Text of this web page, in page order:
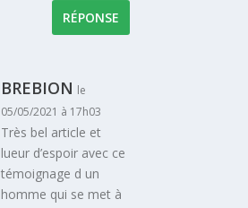
RÉPONSE
BREBION le
05/05/2021 à 17h03
Très bel article et
lueur d’espoir avec ce
témoignage d un
homme qui se met à